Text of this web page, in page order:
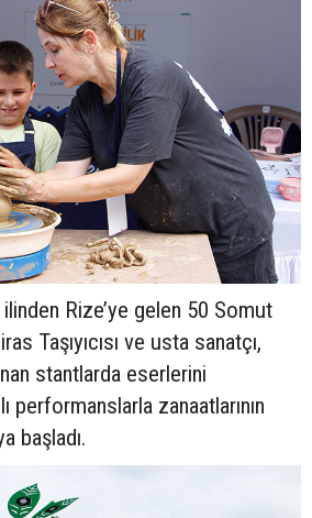
Rize’ye gelen 50 Somut
Taşıyıcısı ve usta sanatçı,
stantlarda eserlerini
performanslarla zanaatlarının
başladı.